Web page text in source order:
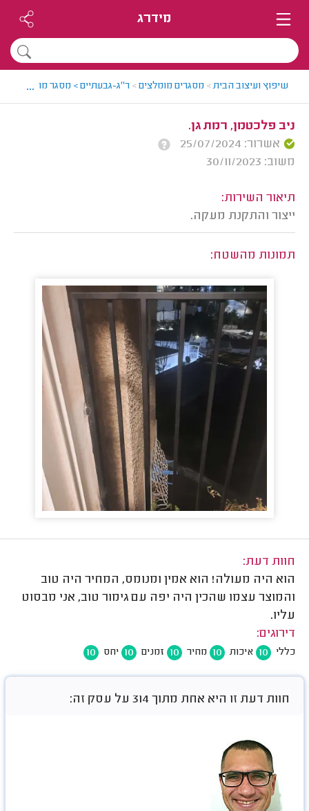
מידרג
שיפוץ ועיצוב הבית> מסגרים מומלצים> ר"ג-גבעתיים > מסגר מומלץ -
...
ניב פלכטמן, רמת גן.
אשרור: 25/07/2024
משוב: 30/11/2023
תיאור השירות:
ייצור והתקנת מעקה.
תמונות מהשטח:
חוות דעת:
הוא היה מעולה! הוא אמין ומנומס, המחיר היה טוב
והמוצר עצמו שהכין היה יפה עם גימור טוב, אני מבסוט
עליו.
דירוגים:
כללי 10 איכות 10 מחיר 10 זמנים 10 יחס 10
חוות דעת זו היא אחת מתוך 314 על עסק זה: